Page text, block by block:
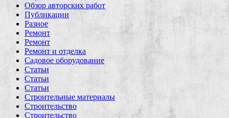
Обзор авторских работ
Публикации
Разное
Ремонт
Ремонт
Ремонт и отделка
Садовое оборудование
Статьи
Статьи
Статьи
Строительные материалы
Строительство
Строительство